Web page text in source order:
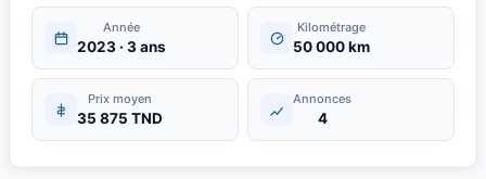
Année
2023 · 3 ans
Kilométrage
50 000 km
Prix moyen
35 875 TND
Annonces
4